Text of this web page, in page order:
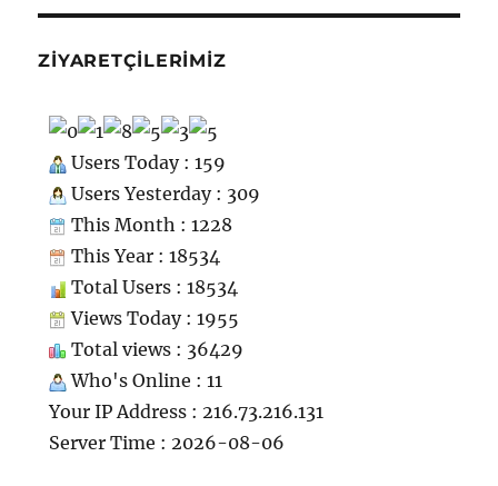
ZIYARETÇILERIMIZ
Users Today : 159
Users Yesterday : 309
This Month : 1228
This Year : 18534
Total Users : 18534
Views Today : 1955
Total views : 36429
Who's Online : 11
Your IP Address : 216.73.216.131
Server Time : 2026-08-06